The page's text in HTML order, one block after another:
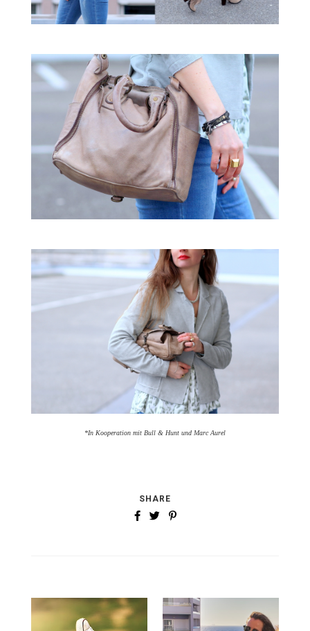
*In Kooperation mit Bull & Hunt und Marc Aurel
SHARE